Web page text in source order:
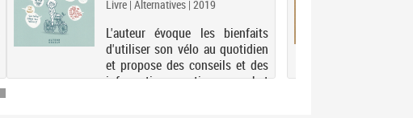
Livre | Alternatives | 2019
L'auteur évoque les bienfaits
d'utiliser son vélo au quotidien
et propose des conseils et des
informations pratiques : achat